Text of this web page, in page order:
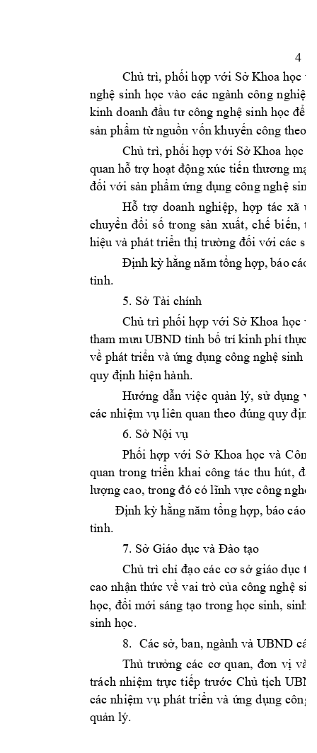
4
Chủ trì, phối hợp với Sở Khoa học
nghệ sinh học vào các ngành công nghi
kinh doanh đầu tư công nghệ sinh học để
sản phẩm từ nguồn vốn khuyến công theo q
Chủ trì, phối hợp với Sở Khoa học
quan hỗ trợ hoạt động xúc tiến thương
đối với sản phẩm ứng dụng công nghệ sinh
Hỗ trợ doanh nghiệp, hợp tác xã ứ
chuyển đổi số trong sản xuất, chế biến,
hiệu và phát triển thị trường đối với các s
Định kỳ hằng năm tổng hợp, báo cáo
tỉnh.
5. Sở Tài chính
Chủ trì phối hợp với Sở Khoa học
tham mưu UBND tỉnh bố trí kinh phí thực
về phát triển và ứng dụng công nghệ sinh
quy định hiện hành.
Hướng dẫn việc quản lý, sử dụng
các nhiệm vụ liên quan theo đúng quy đ
6. Sở Nội vụ
Phối hợp với Sở Khoa học và Công
quan trong triển khai công tác thu hút,
lượng cao, trong đó có lĩnh vực công nghệ
Định kỳ hằng năm tổng hợp, báo cáo
tỉnh.
7. Sở Giáo dục và Đào tạo
Chủ trì chỉ đạo các cơ sở giáo dục
cao nhận thức về vai trò của công nghệ sin
học, đổi mới sáng tạo trong học sinh, sinh
sinh học.
8.
Các sở, ban, ngành và UBND
Thủ trưởng các cơ quan, đơn vị và
trách nhiệm trực tiếp trước Chủ tịch UB
các nhiệm vụ phát triển và ứng dụng công
quản lý.